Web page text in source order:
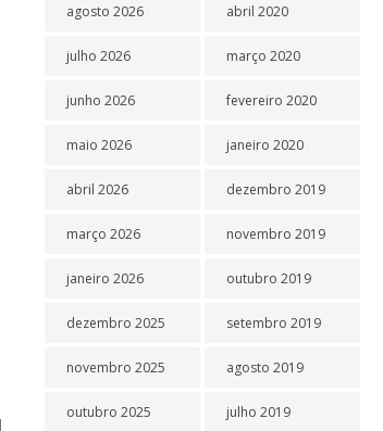
agosto 2026
julho 2026
junho 2026
maio 2026
abril 2026
março 2026
janeiro 2026
dezembro 2025
novembro 2025
outubro 2025
abril 2020
março 2020
fevereiro 2020
janeiro 2020
dezembro 2019
novembro 2019
outubro 2019
setembro 2019
agosto 2019
julho 2019